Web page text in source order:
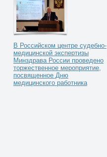
В Российском центре судебно-
медицинской экспертизы
Минздрава России проведено
торжественное мероприятие,
посвященное Дню
медицинского работника